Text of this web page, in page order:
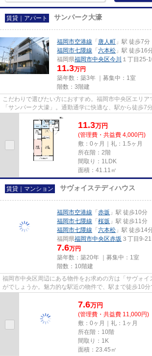
賃貸｜アパート サンパーク大濠
福岡市空港線 「 唐人町 」駅 徒歩7分
福岡市七隈線 「 六本松 」駅 徒歩16
福岡県福岡市中央区今川 １丁目25-
11.3万円
築年数：築3年 ｜募集中： 1室
階数：3階建
こだわりで選びたい方におすすめ。福岡市中央区エリア
「サンパーク大濠」。通勤通学に快適な、駅から徒歩7
うか。新しい生活のスタートにお...
11.3万円
(管理費・共益費 4,000円)
敷：0ヶ月｜礼：1.5ヶ月
所在階：2階
間取り：1LDK
面積：41.11㎡
賃貸｜マンション サヴォイステディハウス
福岡市空港線 「 赤坂 」駅 徒歩10分
福岡市七隈線 「 桜坂 」駅 徒歩11分
福岡市七隈線 「 六本松 」駅 徒歩14
福岡県福岡市中央区赤坂 ３丁目9-21
7.6万円
築年数：築20年 ｜募集中： 1室
階数：10階建
福岡市中央区周辺にある物件をお求めの方は「サヴォ
がでしょうか。魅力的な駅近の物件で、駅まで徒歩10
7.6万円
(管理費・共益費 11,000円)
敷：0ヶ月｜礼：1ヶ月
所在階：10階
間取り：1K
面積：23.45㎡